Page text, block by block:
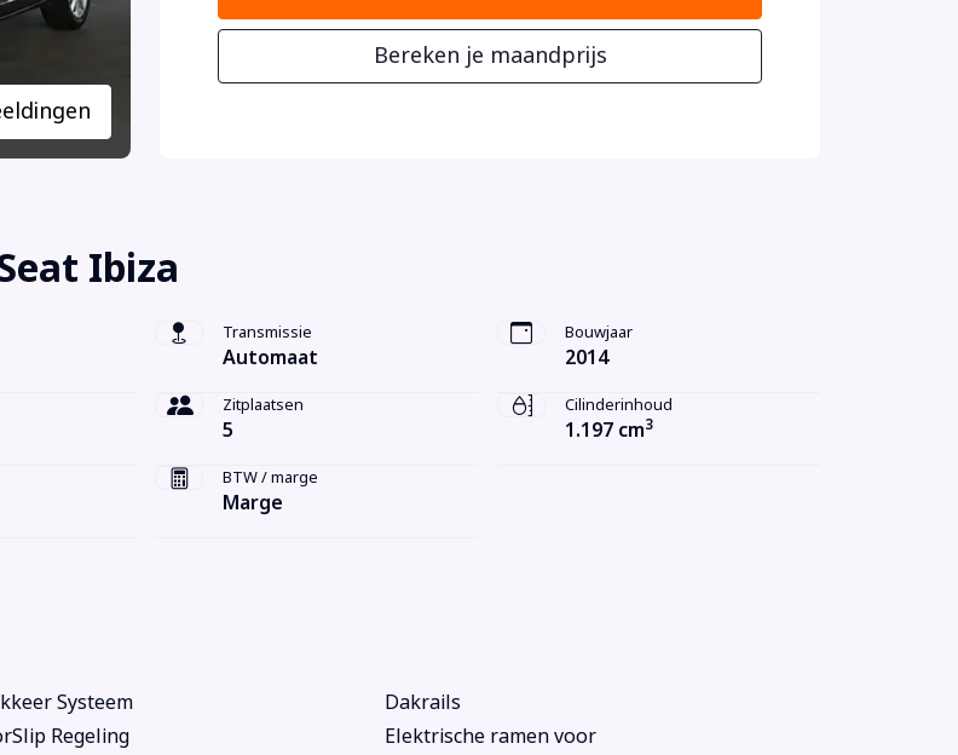
Bereken je maandprijs
Ibiza
Transmissie
Automaat
Bouwjaar
2014
Zitplaatsen
5
Cilinderinhoud
1.197 cm3
BTW / marge
Marge
Systeem
Regeling
Dakrails
Elektrische ramen voor